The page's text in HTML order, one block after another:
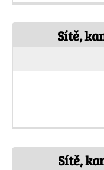
Sítě,
Sítě,